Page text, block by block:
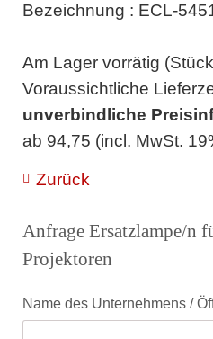
Bezeichnung : ECL-
Am Lager vorrätig
Voraussichtliche
unverbindliche
ab 94,75 (incl. MwSt.
Zurück
Anfrage Ersatzlampe/n
Projektoren
Pflichtfeld
Name des Unternehmens /